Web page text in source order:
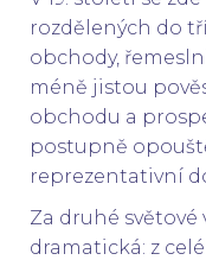
rozdělených do
obchody,
méně jistou
obchodu a
postupně
reprezentativní
Za druhé světové
dramatická: z